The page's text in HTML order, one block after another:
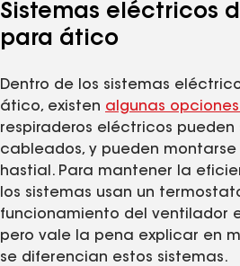
Sistemas eléctricos
para ático
Dentro de los sistemas
ático, existen algunas
respiraderos eléctricos pueden
cableados, y pueden
hastial. Para mantener la
los sistemas usan un
funcionamiento del ventilador
pero vale la pena explicar en
se diferencian estos sistemas.